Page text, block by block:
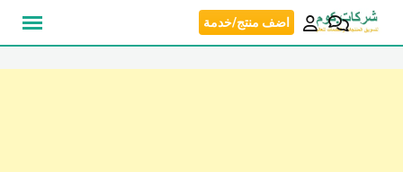
انتقل
اضف منتج/خدمة